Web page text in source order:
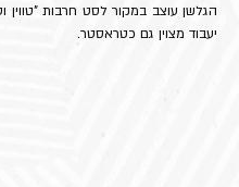
יעבוד מצוין גם כטראסטר.